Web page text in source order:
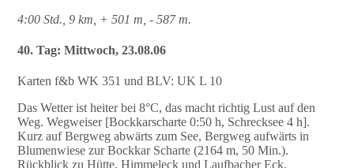
4:00 Std., 9 km, + 501 m, - 587 m.
40. Tag: Mittwoch, 23.08.06
Karten f&b WK 351 und BLV: UK L 10
Das Wetter ist heiter bei 8°C, das macht richtig Lust auf den
Weg. Wegweiser [Bockkarscharte 0:50 h, Schrecksee 4 h].
Kurz auf Bergweg abwärts zum See, Bergweg aufwärts in
Blumenwiese zur Bockkar Scharte (2164 m, 50 Min.).
Rückblick zu Hütte, Himmeleck und Laufbacher Eck.